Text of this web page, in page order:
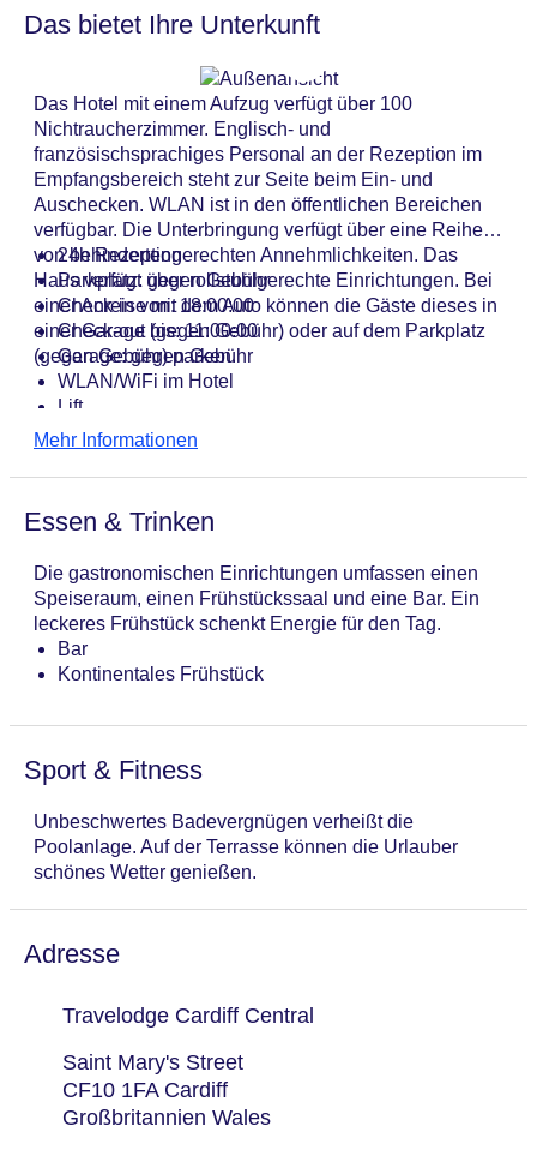
Das bietet Ihre Unterkunft
Das Hotel mit einem Aufzug verfügt über 100
Nichtraucherzimmer. Englisch- und
französischsprachiges Personal an der Rezeption im
Empfangsbereich steht zur Seite beim Ein- und
Auschecken. WLAN ist in den öffentlichen Bereichen
verfügbar. Die Unterbringung verfügt über eine Reihe
von behindertengerechten Annehmlichkeiten. Das
Haus verfügt über rollstuhlgerechte Einrichtungen. Bei
einer Anreise mit dem Auto können die Gäste dieses in
einer Garage (gegen Gebühr) oder auf dem Parkplatz
(gegen Gebühr) parken.
24h Rezeption
Parkplatz: gegen Gebühr
Check-in von: 18:00:00
Check-out bis: 11:00:00
Garage: gegen Gebühr
WLAN/WiFi im Hotel
Lift
Anzahl der Aufzüge: 1
Gesamtanzahl der Zimmer: 100
Zahlungsarten: American Express, EC Maestro,
Landeskategorie: 2,5 Sterne
Mehr Informationen
Essen & Trinken
Die gastronomischen Einrichtungen umfassen einen
Speiseraum, einen Frühstückssaal und eine Bar. Ein
leckeres Frühstück schenkt Energie für den Tag.
Bar
Kontinentales Frühstück
Sport & Fitness
Unbeschwertes Badevergnügen verheißt die
Poolanlage. Auf der Terrasse können die Urlauber
schönes Wetter genießen.
Adresse
Travelodge Cardiff Central
Saint Mary's Street
CF10 1FA Cardiff
Großbritannien Wales